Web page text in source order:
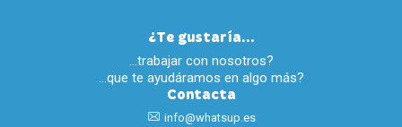
¿Te gustaría...
…trabajar con nosotros?
…que te ayudáramos en algo más?
Contacta
info@whatsup.es